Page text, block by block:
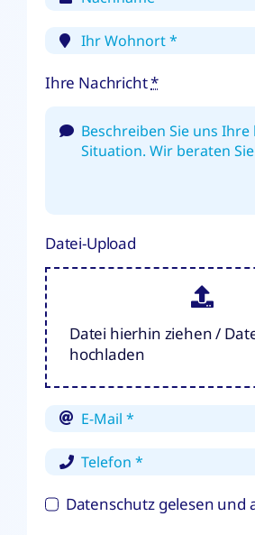
Ihre Nachricht*
Datei-Upload
Datei hierhin ziehen /
hochladen
Datenschutz gelesen und